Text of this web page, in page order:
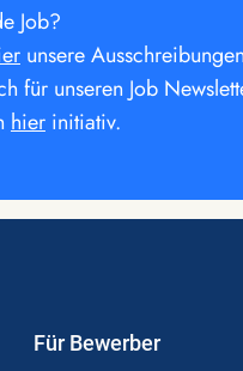
Job?
unsere
für unseren Job
hierinitiativ.
Für Bewerber